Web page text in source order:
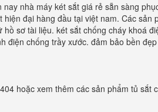
nhà máy két sắt giá rẻ sẵn sàng
đại hàng đầu tại việt nam. Các sản
sơ tài liệu. két sắt chống cháy khoá
điện chống trầy xước. đảm bảo bền
hoặc xem thêm các sản phẩm tủ sắt